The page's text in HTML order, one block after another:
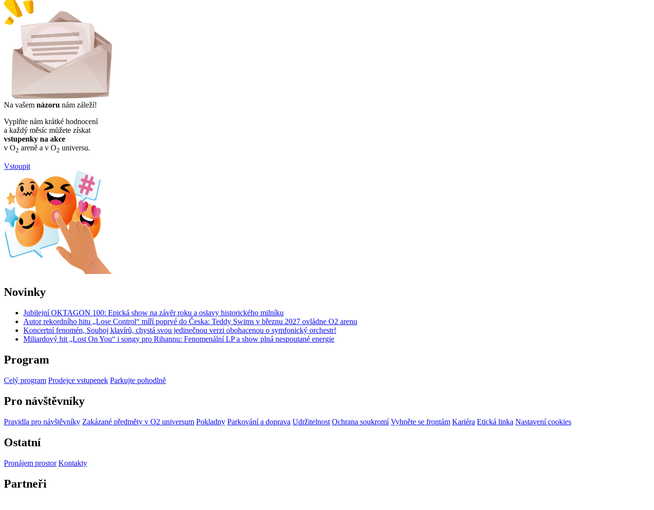
Na vašem názoru nám záleží!
Vyplňte nám krátké hodnocení
a každý měsíc můžete získat
vstupenky na akce
v O2 areně a v O2 universu.
Vstoupit
Novinky
Jubilejní OKTAGON 100: Epická show na závěr roku a oslavy historického milníku
Autor rekordního hitu „Lose Control“ míří poprvé do Česka: Teddy Swims v březnu 2027 ovládne O2 arenu
Koncertní fenomén, Souboj klavírů, chystá svou jedinečnou verzi obohacenou o symfonický orchestr!
Miliardový hit „Lost On You“ i songy pro Rihannu: Fenomenální LP a show plná nespoutané energie
Program
Celý program Prodejce vstupenek Parkujte pohodlně
Pro návštěvníky
Pravidla pro návštěvníky Zakázané předměty v O2 universum Pokladny Parkování a doprava Udržitelnost Ochrana soukromí Vyhněte se frontám Kariéra Etická linka Nastavení cookies
Ostatní
Pronájem prostor Kontakty
Partneři